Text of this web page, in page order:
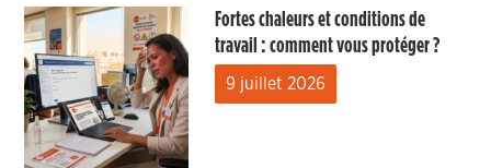
Fortes chaleurs et conditions de
travail : comment vous protéger ?
9 juillet 2026